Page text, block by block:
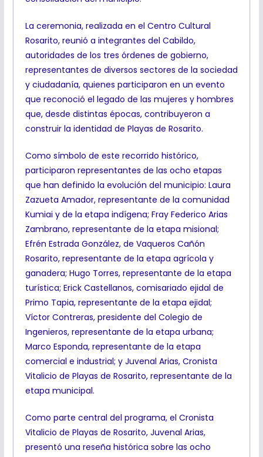
La ceremonia, realizada en el Centro Cultural
Rosarito, reunió a integrantes del Cabildo,
autoridades de los tres órdenes de gobierno,
representantes de diversos sectores de la sociedad
y ciudadanía, quienes participaron en un evento
que reconoció el legado de las mujeres y hombres
que, desde distintas épocas, contribuyeron a
construir la identidad de Playas de Rosarito.
Como símbolo de este recorrido histórico,
participaron representantes de las ocho etapas
que han definido la evolución del municipio: Laura
Zazueta Amador, representante de la comunidad
Kumiai y de la etapa indígena; Fray Federico Arias
Zambrano, representante de la etapa misional;
Efrén Estrada González, de Vaqueros Cañón
Rosarito, representante de la etapa agrícola y
ganadera; Hugo Torres, representante de la etapa
turística; Erick Castellanos, comisariado ejidal de
Primo Tapia, representante de la etapa ejidal;
Víctor Contreras, presidente del Colegio de
Ingenieros, representante de la etapa urbana;
Marco Esponda, representante de la etapa
comercial e industrial; y Juvenal Arias, Cronista
Vitalicio de Playas de Rosarito, representante de la
etapa municipal.
Como parte central del programa, el Cronista
Vitalicio de Playas de Rosarito, Juvenal Arias,
presentó una reseña histórica sobre las ocho